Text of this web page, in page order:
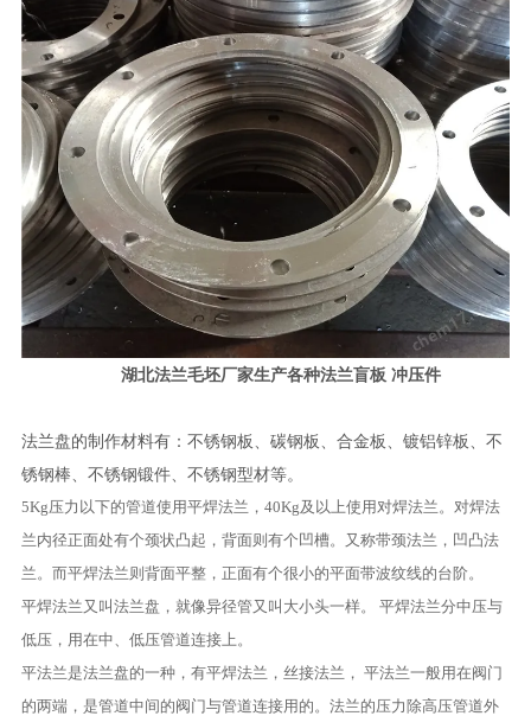
湖北法兰毛坯厂家生产各种法兰盲板 冲压件
法兰盘的制作材料有：不锈钢板、碳钢板、合金板、镀铝锌板、不
锈钢棒、不锈钢锻件、不锈钢型材等。
5Kg压力以下的管道使用平焊法兰，40Kg及以上使用对焊法兰。对焊法
兰内径正面处有个颈状凸起，背面则有个凹槽。又称带颈法兰，凹凸法
兰。而平焊法兰则背面平整，正面有个很小的平面带波纹线的台阶。
平焊法兰又叫法兰盘，就像异径管又叫大小头一样。 平焊法兰分中压与
低压，用在中、低压管道连接上。
平法兰是法兰盘的一种，有平焊法兰，丝接法兰， 平法兰一般用在阀门
的两端，是管道中间的阀门与管道连接用的。法兰的压力除高压管道外